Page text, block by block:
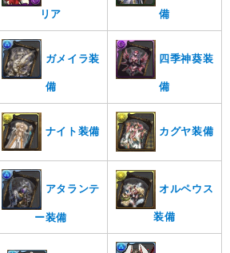
リア 備
ガメイラ装
備
四季神葵装
備
ナイト装備 カグヤ装備
アタランテ
ー装備
オルペウス
装備